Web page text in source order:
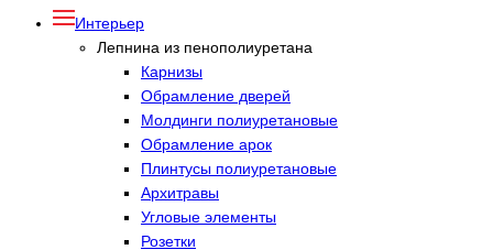
Интерьер
Лепнина из пенополиуретана
Карнизы
Обрамление дверей
Молдинги полиуретановые
Обрамление арок
Плинтусы полиуретановые
Архитравы
Угловые элементы
Розетки